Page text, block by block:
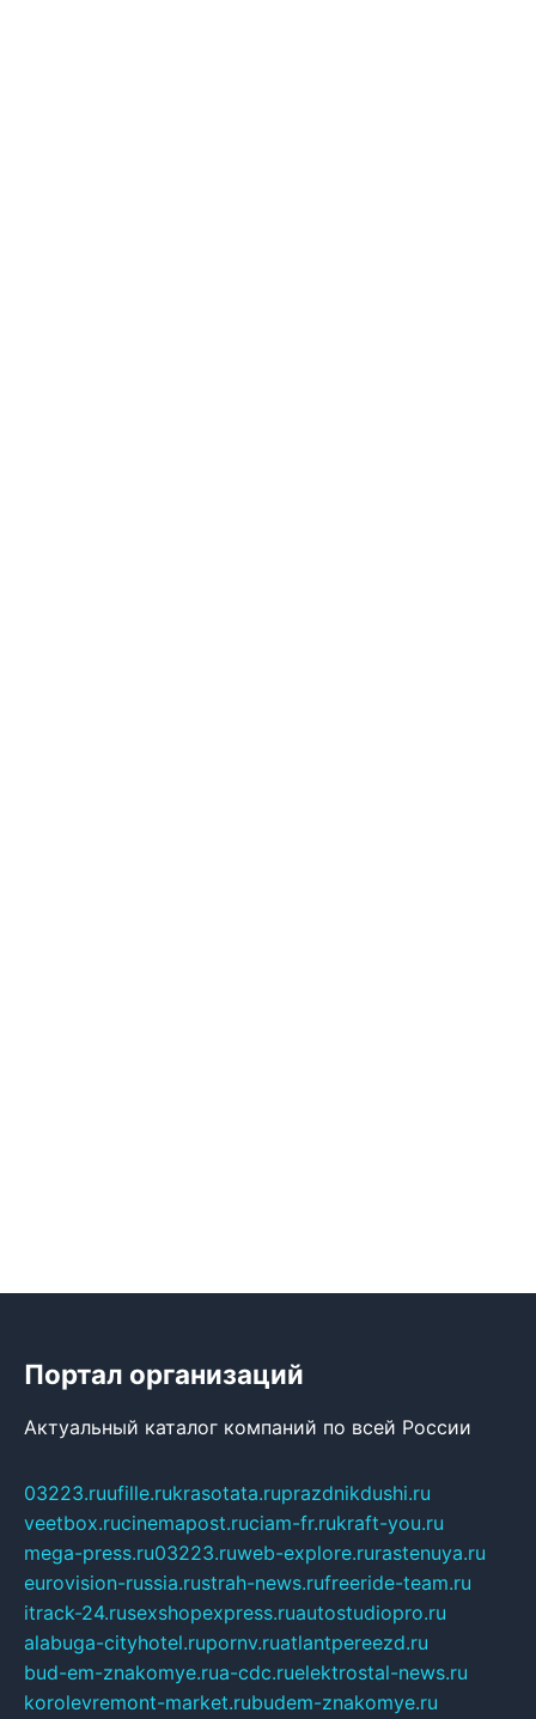
Портал организаций
Актуальный каталог компаний по всей России
03223.ruufille.rukrasotata.ruprazdnikdushi.ru
veetbox.rucinemapost.ruciam-fr.rukraft-you.ru
mega-press.ru03223.ruweb-explore.rurastenuya.ru
eurovision-russia.rustrah-news.rufreeride-team.ru
itrack-24.rusexshopexpress.ruautostudiopro.ru
alabuga-cityhotel.rupornv.ruatlantpereezd.ru
bud-em-znakomye.rua-cdc.ruelektrostal-news.ru
korolevremont-market.rubudem-znakomye.ru